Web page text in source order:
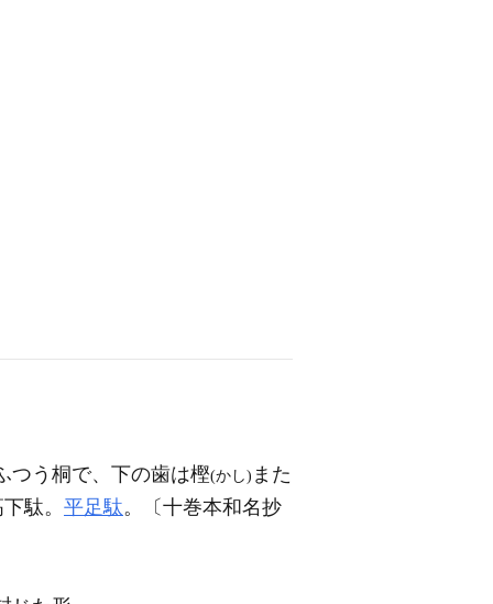
つう桐で、下の歯は樫(かし) また
駄。 平足駄。〔十巻本和名抄